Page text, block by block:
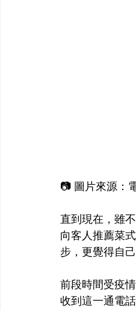
📷 圖片來源：
直到現在，雖
向客人推薦菜
步，更覺得自
前段時間受疫
收到這一通電